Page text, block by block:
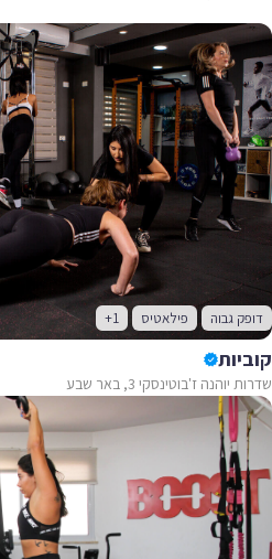
דופק גבוה פילאטיס +1
קוביות
שדרות יוהנה ז'בוטינסקי 3, באר שבע